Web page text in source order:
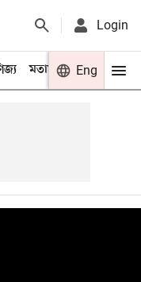
Login
মতামত খেলা
Eng